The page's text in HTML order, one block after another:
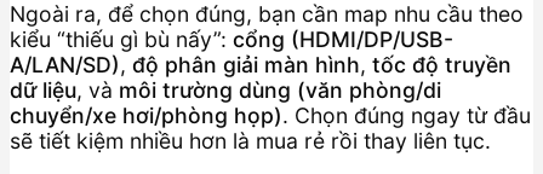
Ngoài ra, để chọn đúng, bạn cần map nhu cầu theo
kiểu “thiếu gì bù nấy”: cổng (HDMI/DP/USB-
A/LAN/SD), độ phân giải màn hình, tốc độ truyền
dữ liệu, và môi trường dùng (văn phòng/di
chuyển/xe hơi/phòng họp). Chọn đúng ngay từ đầu
sẽ tiết kiệm nhiều hơn là mua rẻ rồi thay liên tục.